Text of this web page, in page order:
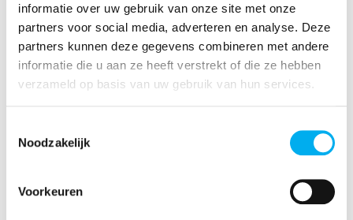
informatie over uw gebruik van onze site met onze
partners voor social media, adverteren en analyse. Deze
partners kunnen deze gegevens combineren met andere
informatie die u aan ze heeft verstrekt of die ze hebben
verzameld op basis van uw gebruik van hun services.
Noodzakelijk
Voorkeuren
KLJ heeft een twee API's: Emily Almey en Liesa
Laermans. Je kan ze bereiken via onderstaand
invulformulier, viaapi@klj.beof rechtstreeks via de
contactgegevens die je in de contacteerbalk van
deze webpagina vindt.
Vul het contactformulier in
Voor- en achternaam